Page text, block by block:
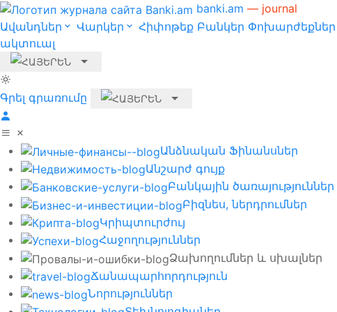
banki.am — journal
Ավանդներ
Վարկեր Հիփոթեք Բանկեր Փոխարժեքներ
ակտուալ
Գրել գրառումը
Անձնական Ֆինանսներ
Անշարժ գույք
Բանկային ծառայություններ
Բիզնես, ներդրումներ
Կրիպտուրժույ
Հաջողություններ
Ձախողումներ և սխալներ
Ճանապարհորդություն
Նորություններ